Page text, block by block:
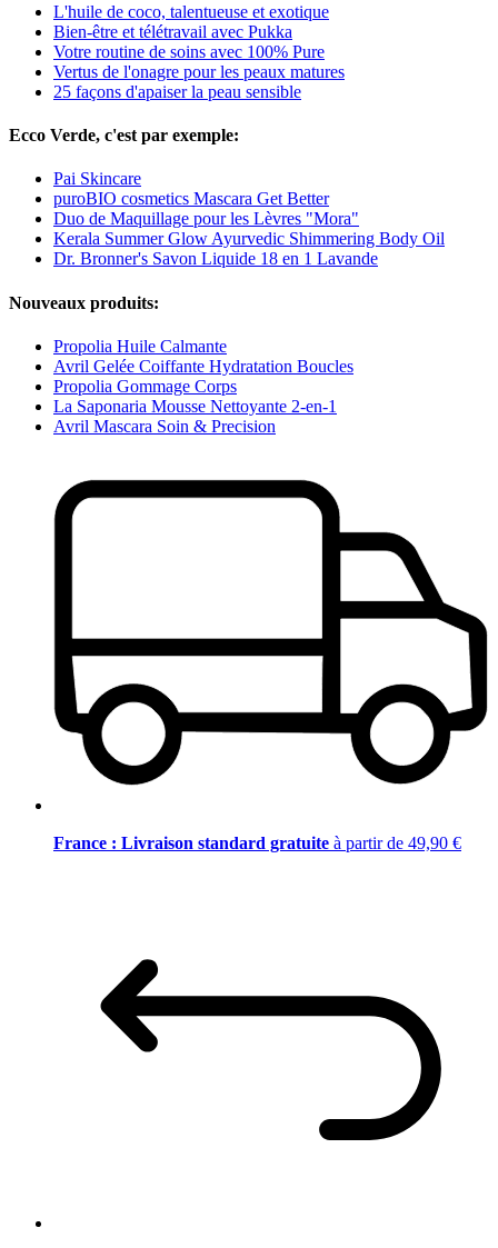
L'huile de coco, talentueuse et exotique
Bien-être et télétravail avec Pukka
Votre routine de soins avec 100% Pure
Vertus de l'onagre pour les peaux matures
25 façons d'apaiser la peau sensible
Ecco Verde, c'est par exemple:
Pai Skincare
puroBIO cosmetics Mascara Get Better
Duo de Maquillage pour les Lèvres "Mora"
Kerala Summer Glow Ayurvedic Shimmering Body Oil
Dr. Bronner's Savon Liquide 18 en 1 Lavande
Nouveaux produits:
Propolia Huile Calmante
Avril Gelée Coiffante Hydratation Boucles
Propolia Gommage Corps
La Saponaria Mousse Nettoyante 2-en-1
Avril Mascara Soin & Precision
France : Livraison standard gratuite à partir de 49,90 €